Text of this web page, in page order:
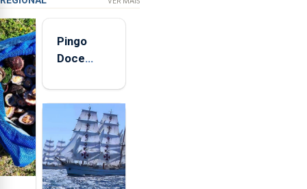
Pingo
Doce
quinta-
feira nova
loja em
São
Sebastião
e cria 30